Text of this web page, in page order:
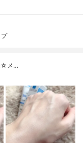
☆メ…